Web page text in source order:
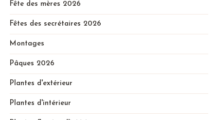
Fête des mères 2026
Fêtes des secrétaires 2026
Montages
Pâques 2026
Plantes d'extérieur
Plantes d'intérieur